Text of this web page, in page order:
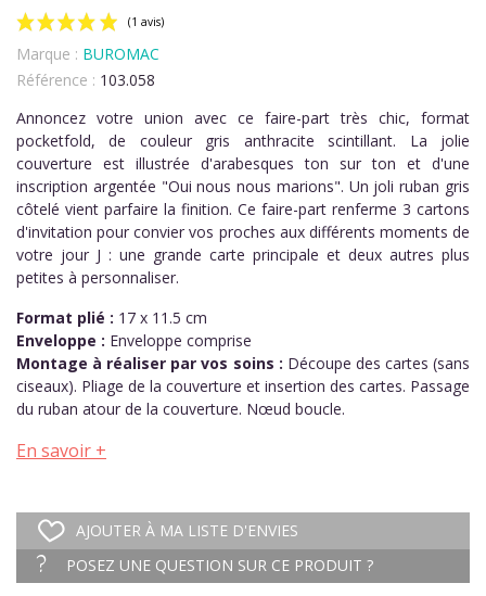
(1 avis)
Marque : BUROMAC
Référence : 103.058
Annoncez votre union avec ce faire-part très chic, format
pocketfold, de couleur gris anthracite scintillant. La jolie
couverture est illustrée d'arabesques ton sur ton et d'une
inscription argentée "Oui nous nous marions". Un joli ruban gris
côtelé vient parfaire la finition. Ce faire-part renferme 3 cartons
d'invitation pour convier vos proches aux différents moments de
votre jour J : une grande carte principale et deux autres plus
petites à personnaliser.
Format plié : 17 x 11.5 cm
Enveloppe : Enveloppe comprise
Montage à réaliser par vos soins : Découpe des cartes (sans
ciseaux). Pliage de la couverture et insertion des cartes. Passage
du ruban atour de la couverture. Nœud boucle.
En savoir +
AJOUTER À MA LISTE D'ENVIES
POSEZ UNE QUESTION SUR CE PRODUIT ?